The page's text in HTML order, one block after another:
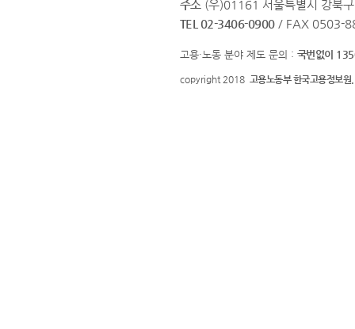
주소 (우)01161 서울특별시 강북
TEL 02-3406-0900 / FAX 0503-
고용·노동 분야 제도 문의 : 국번없이
copyright 2018 고용노동부 한국고용정보원.